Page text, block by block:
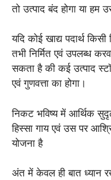
तो उत्पाद बंद होगा या हम
यदि कोई खाद्य पदार्थ
तभी निर्मित एवं उपलब्ध
सकता है की कई उत्पाद
एवं गुणवत्ता का होगा।
निकट भविष्य में आर्थिक
हिस्सा गाय एवं उस पर
योजना है
अंत में केवल ही बात ध्यान